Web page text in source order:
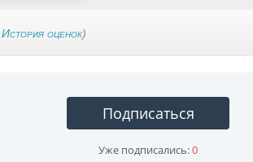
История оценок)
Подписаться
Уже подписались:0